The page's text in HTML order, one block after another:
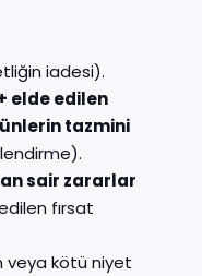
iadesi).
elde edilen
tazmini
sair zararlar
fırsat
kötü niyet